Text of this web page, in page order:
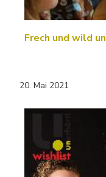
Frech und wild
20. Mai 2021